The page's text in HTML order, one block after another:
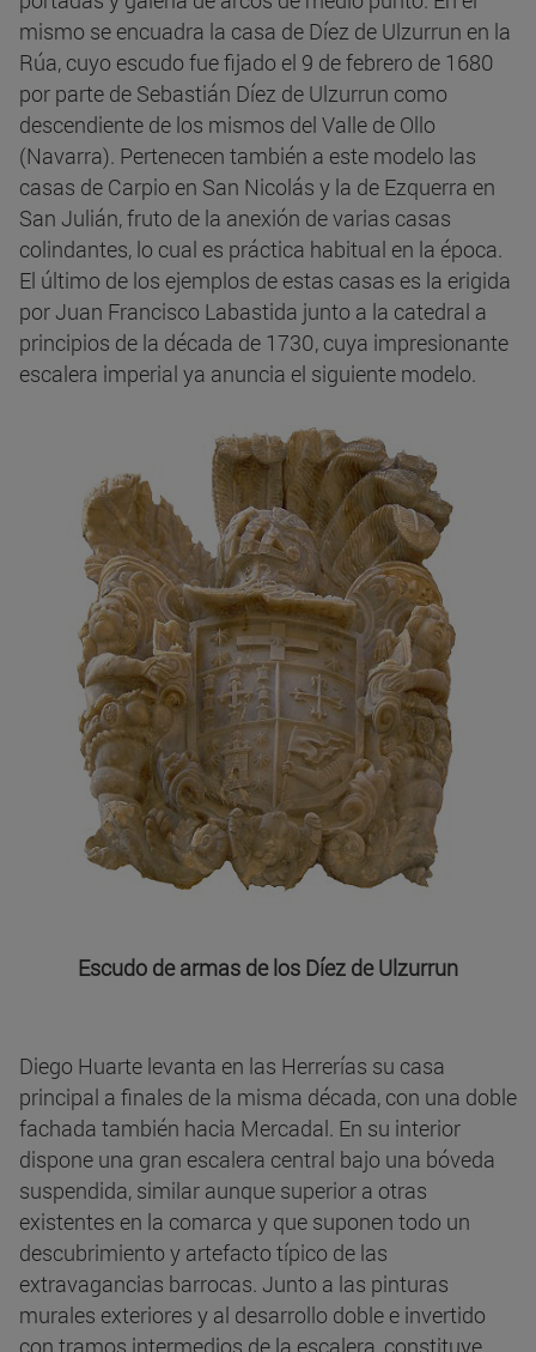
mismo se encuadra la casa de Díez de Ulzurrun en la
Rúa, cuyo escudo fue fijado el 9 de febrero de 1680
por parte de Sebastián Díez de Ulzurrun como
descendiente de los mismos del Valle de Ollo
(Navarra). Pertenecen también a este modelo las
casas de Carpio en San Nicolás y la de Ezquerra en
San Julián, fruto de la anexión de varias casas
colindantes, lo cual es práctica habitual en la época.
El último de los ejemplos de estas casas es la erigida
por Juan Francisco Labastida junto a la catedral a
principios de la década de 1730, cuya impresionante
escalera imperial ya anuncia el siguiente modelo.
Escudo de armas de los Díez de Ulzurrun
Diego Huarte levanta en las Herrerías su casa
principal a finales de la misma década, con una doble
fachada también hacia Mercadal. En su interior
dispone una gran escalera central bajo una bóveda
suspendida, similar aunque superior a otras
existentes en la comarca y que suponen todo un
descubrimiento y artefacto típico de las
extravagancias barrocas. Junto a las pinturas
murales exteriores y al desarrollo doble e invertido
con tramos intermedios de la escalera, constituye